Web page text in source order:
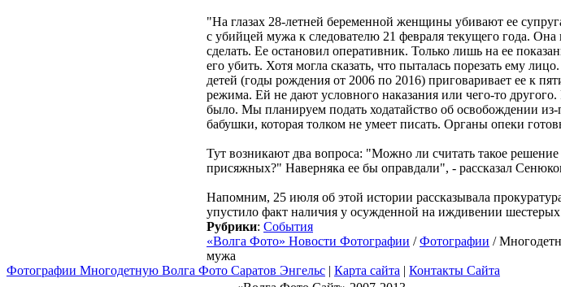
"На глазах 28-летней беременной женщины убивают ее
с убийцей мужа к следователю 21 февраля текущего года.
сделать. Ее остановил оперативник. Только лишь на ее
его убить. Хотя могла сказать, что пыталась порезать ему
детей (годы рождения от 2006 по 2016) приговаривает ее к
режима. Ей не дают условного наказания или чего-то
было. Мы планируем подать ходатайство об освобождении
бабушки, которая толком не умеет писать. Органы опеки
Тут возникают два вопроса: "Можно ли считать такое
присяжных?" Наверняка ее бы оправдали", - рассказал
Напомним, 25 июля об этой истории рассказывала
упустило факт наличия у осужденной на иждивении шестерых
Рубрики: События
«Волга Фото» Новости Фотографии /Фотографии /
мужа
Фотографии Многодетную Волга Фото Саратов Энгельс | Карта сайта | Контакты Сайта